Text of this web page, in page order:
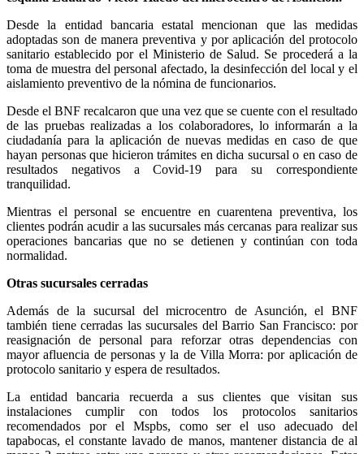
Desde la entidad bancaria estatal mencionan que las medidas
adoptadas son de manera preventiva y por aplicación del protocolo
sanitario establecido por el Ministerio de Salud. Se procederá a la
toma de muestra del personal afectado, la desinfección del local y el
aislamiento preventivo de la nómina de funcionarios.
Desde el BNF recalcaron que una vez que se cuente con el resultado
de las pruebas realizadas a los colaboradores, lo informarán a la
ciudadanía para la aplicación de nuevas medidas en caso de que
hayan personas que hicieron trámites en dicha sucursal o en caso de
resultados negativos a Covid-19 para su correspondiente
tranquilidad.
Mientras el personal se encuentre en cuarentena preventiva, los
clientes podrán acudir a las sucursales más cercanas para realizar sus
operaciones bancarias que no se detienen y continúan con toda
normalidad.
Otras sucursales cerradas
Además de la sucursal del microcentro de Asunción, el BNF
también tiene cerradas las sucursales del Barrio San Francisco: por
reasignación de personal para reforzar otras dependencias con
mayor afluencia de personas y la de Villa Morra: por aplicación de
protocolo sanitario y espera de resultados.
La entidad bancaria recuerda a sus clientes que visitan sus
instalaciones cumplir con todos los protocolos sanitarios
recomendados por el Mspbs, como ser el uso adecuado del
tapabocas, el constante lavado de manos, mantener distancia de al